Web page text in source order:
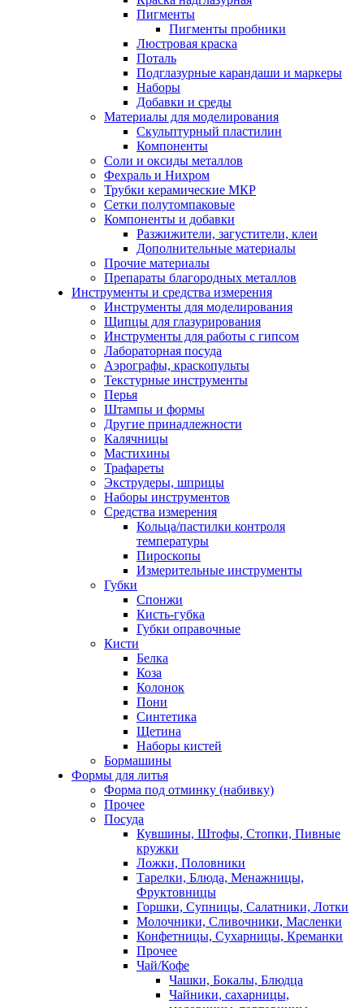
Пигменты
Пигменты пробники
Люстровая краска
Поталь
Подглазурные карандаши и маркеры
Наборы
Добавки и среды
Материалы для моделирования
Скульптурный пластилин
Компоненты
Соли и оксиды металлов
Фехраль и Нихром
Трубки керамические МКР
Сетки полутомпаковые
Компоненты и добавки
Разжижители, загустители, клеи
Дополнительные материалы
Прочие материалы
Препараты благородных металлов
Инструменты и средства измерения
Инструменты для моделирования
Щипцы для глазурирования
Инструменты для работы с гипсом
Лабораторная посуда
Аэрографы, краскопульты
Текстурные инструменты
Перья
Штампы и формы
Другие принадлежности
Калячницы
Мастихины
Трафареты
Экструдеры, шприцы
Наборы инструментов
Средства измерения
Кольца/пастилки контроля
температуры
Пироскопы
Измерительные инструменты
Губки
Спонжи
Кисть-губка
Губки оправочные
Кисти
Белка
Коза
Колонок
Пони
Синтетика
Щетина
Наборы кистей
Бормашины
Формы для литья
Форма под отминку (набивку)
Прочее
Посуда
Кувшины, Штофы, Стопки, Пивные
кружки
Ложки, Половники
Тарелки, Блюда, Менажницы,
Фруктовницы
Горшки, Супницы, Салатники, Лотки
Молочники, Сливочники, Масленки
Конфетницы, Сухарницы, Креманки
Прочее
Чай/Кофе
Чашки, Бокалы, Блюдца
Чайники, сахарницы,